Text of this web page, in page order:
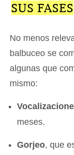
SUS FASES
No menos
balbuceo se
algunas que
mismo:
meses.
Gorjeo, que